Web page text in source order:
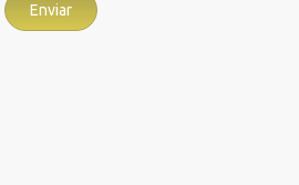
Enviar